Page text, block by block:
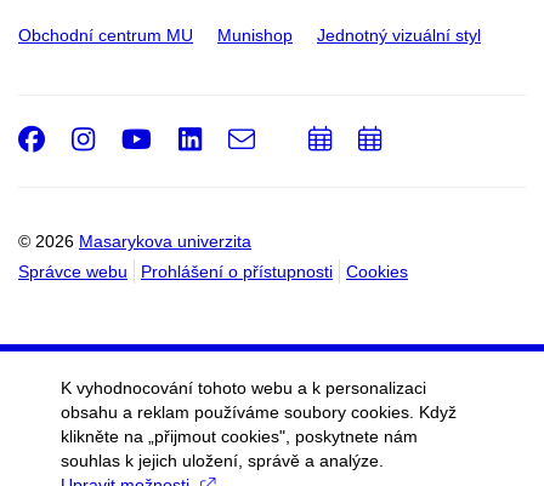
Obchodní centrum MU Munishop Jednotný vizuální styl
© 2026 Masarykova univerzita
Správce webu
Prohlášení o přístupnosti Cookies
Facebook
Instagram
Youtube
LinkedIn
e-
PřidatPřidat
K vyhodnocování tohoto webu a k personalizaci
obsahu a reklam používáme soubory cookies. Když
klikněte na „přijmout cookies", poskytnete nám
souhlas k jejich uložení, správě a analýze.